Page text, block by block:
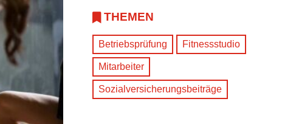
THEMEN
Betriebsprüfung Fitnessstudio
Mitarbeiter
Sozialversicherungsbeiträge